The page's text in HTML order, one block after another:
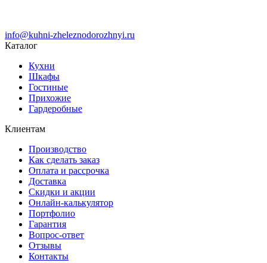
info@kuhni-zheleznodorozhnyi.ru
Каталог
Кухни
Шкафы
Гостиные
Прихожие
Гардеробные
Клиентам
Производство
Как сделать заказ
Оплата и рассрочка
Доставка
Скидки и акции
Онлайн-калькулятор
Портфолио
Гарантия
Вопрос-ответ
Отзывы
Контакты